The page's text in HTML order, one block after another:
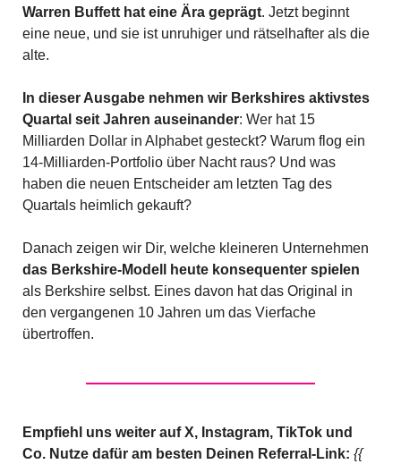
Warren Buffett hat eine Ära geprägt. Jetzt beginnt
eine neue, und sie ist unruhiger und rätselhafter als die
alte.
In dieser Ausgabe nehmen wir Berkshires aktivstes
Quartal seit Jahren auseinander: Wer hat 15
Milliarden Dollar in Alphabet gesteckt? Warum flog ein
14-Milliarden-Portfolio über Nacht raus? Und was
haben die neuen Entscheider am letzten Tag des
Quartals heimlich gekauft?
das Berkshire-Modell heute konsequenter spielen
als Berkshire selbst. Eines davon hat das Original in
den vergangenen 10 Jahren um das Vierfache
übertroffen.
Empfiehl uns weiter auf X, Instagram, TikTok und
Co. Nutze dafür am besten Deinen Referral-Link: {{